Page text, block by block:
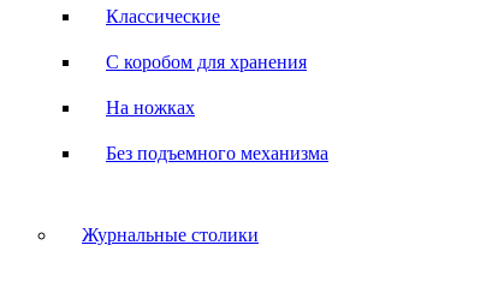
Классические
С коробом для хранения
На ножках
Без подъемного механизма
Журнальные столики